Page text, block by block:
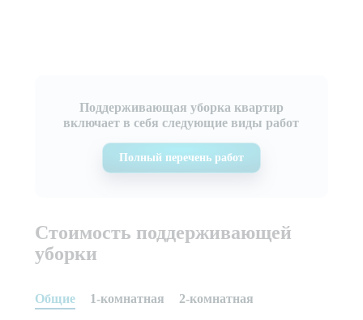
Поддерживающая уборка квартир
включает в себя следующие виды работ
Полный перечень работ
Стоимость поддерживающей
уборки
Общие 1-комнатная 2-комнатная